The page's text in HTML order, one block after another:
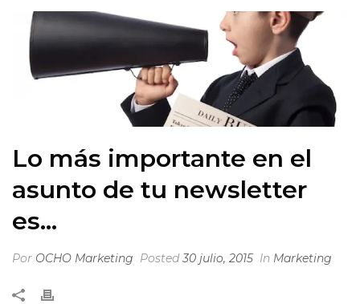
Lo más importante en el
asunto de tu newsletter
es…
Por OCHO Marketing Posted30 julio, 2015 In Marketing